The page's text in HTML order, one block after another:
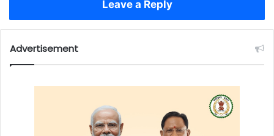
Leave a Reply
Advertisement